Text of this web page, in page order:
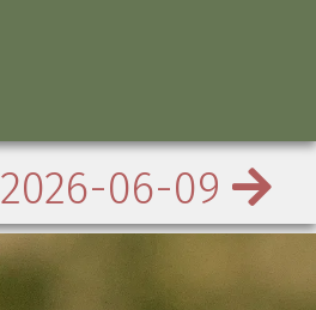
2026-06-09